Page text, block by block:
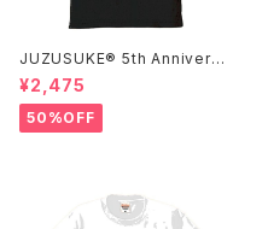
JUZUSUKE® 5th Anniversa
ry Tee
¥2,475
50%OFF